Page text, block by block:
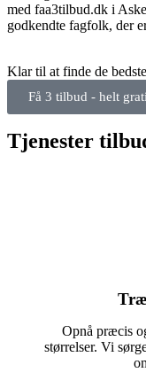
med faa3tilbud.dk i
godkendte fagfolk, der
Klar til at finde de
Få 3 tilbud - helt
Tjenester
Opnå præcis
størrelser. Vi